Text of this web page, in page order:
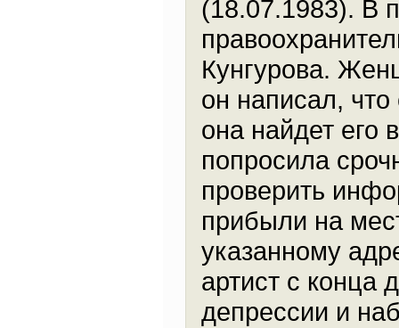
(18.07.1983). В
Кунгурова.
он написал, что
она найдет
попросила
проверить
прибыли на
указанному
артист с конца
депрессии и